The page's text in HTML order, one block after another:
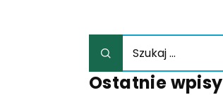
Ostatnie wpisy